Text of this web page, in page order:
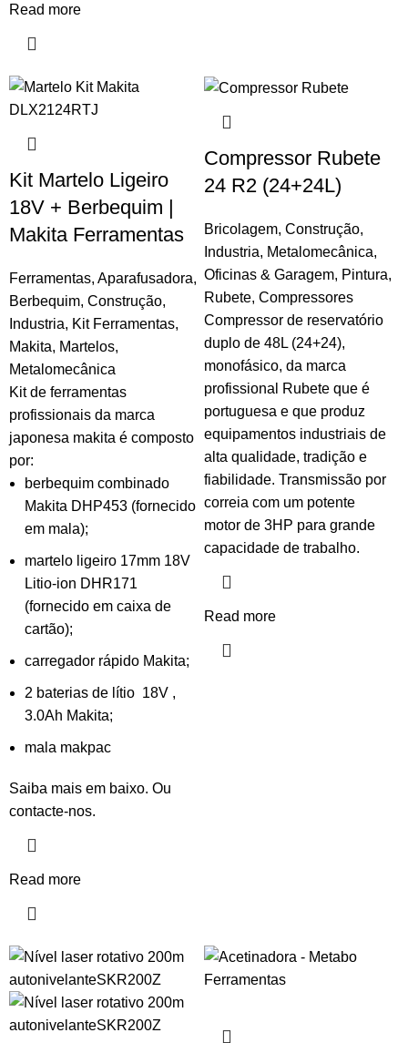
Read more
Kit Martelo Ligeiro
18V + Berbequim |
Makita Ferramentas
Ferramentas, Aparafusadora,
Berbequim, Construção,
Industria, Kit Ferramentas,
Makita, Martelos,
Metalomecânica
Kit de ferramentas
profissionais da marca
japonesa makita é composto
por:
berbequim combinado
Makita DHP453 (fornecido
em mala);
martelo ligeiro 17mm 18V
Litio-ion DHR171
(fornecido em caixa de
cartão);
carregador rápido Makita;
2 baterias de lítio 18V ,
3.0Ah Makita;
mala makpac
Saiba mais em baixo. Ou
contacte-nos.
Read more
Compressor Rubete
24 R2 (24+24L)
Bricolagem, Construção,
Industria, Metalomecânica,
Oficinas & Garagem, Pintura,
Rubete, Compressores
Compressor de reservatório
duplo de 48L (24+24),
monofásico, da marca
profissional Rubete que é
portuguesa e que produz
equipamentos industriais de
alta qualidade, tradição e
fiabilidade. Transmissão por
correia com um potente
motor de 3HP para grande
capacidade de trabalho.
Read more